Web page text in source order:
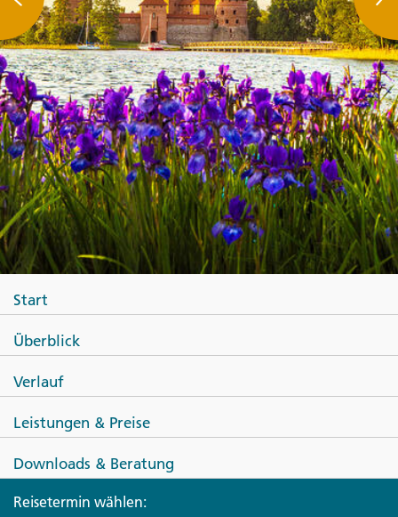
LITAUEN
Start
Überblick
Verlauf
Leistungen & Preise
Downloads & Beratung
Reisetermin wählen: